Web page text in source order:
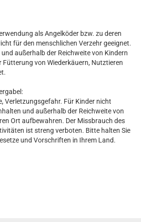
als Angelköder bzw. zu deren
für den menschlichen Verzehr geeignet.
außerhalb der Reichweite von Kindern
von Wiederkäuern, Nutztieren
Verletzungsgefahr. Für Kinder nicht
und außerhalb der Reichweite von
Ort aufbewahren. Der Missbrauch des
ist streng verboten. Bitte halten Sie
und Vorschriften in Ihrem Land.